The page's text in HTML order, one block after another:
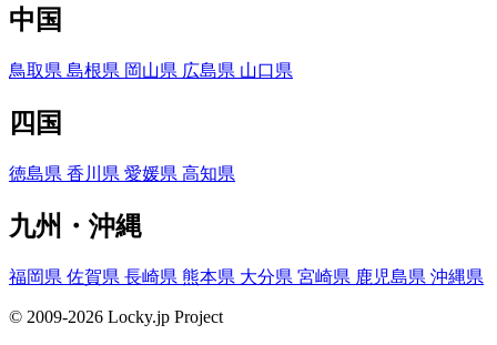
中国
鳥取県 島根県 岡山県 広島県 山口県
四国
徳島県 香川県 愛媛県 高知県
九州・沖縄
福岡県 佐賀県 長崎県 熊本県 大分県 宮崎県 鹿児島県 沖縄県
© 2009-2026 Locky.jp Project